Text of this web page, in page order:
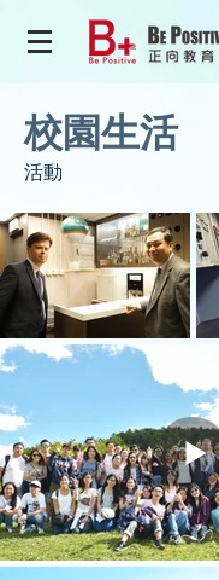
校園生活
​活動